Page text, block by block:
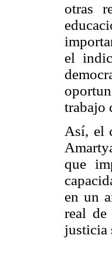
otras
el
trabajo
Así, el
que
en un
real de
justicia